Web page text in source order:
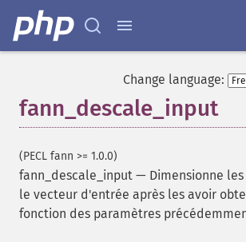
Change language:
fann_descale_input
(PECL fann >= 1.0.0)
fann_descale_input — Dimensionne
le vecteur d'entrée après les avoir
fonction des paramètres